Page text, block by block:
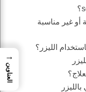
أو غير مناسبة
الليزر؟
→
العناوين